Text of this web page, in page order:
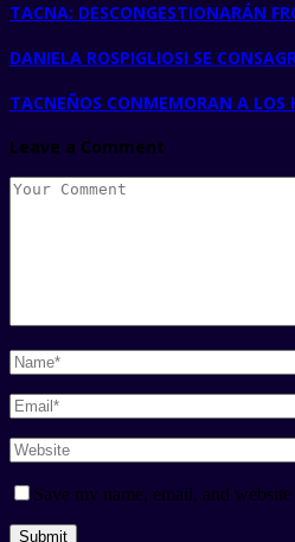
TACNA: DESCONGESTIONARÁN
DANIELA ROSPIGLIOSI SE
TACNEÑOS CONMEMORAN A LOS
Leave a Comment
Save my name, email, and